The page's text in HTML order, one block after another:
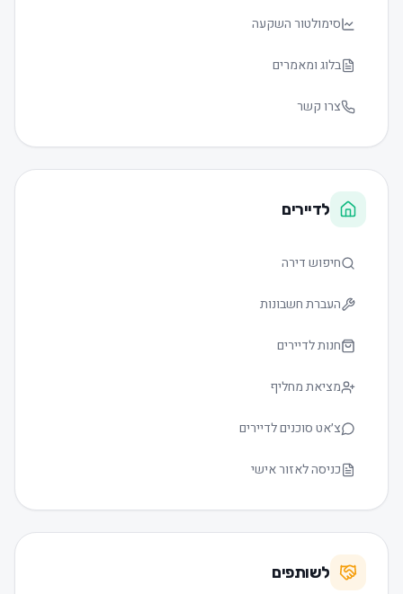
סימולטור השקעה
בלוג ומאמרים
צרו קשר
לדיירים
חיפוש דירה
העברת חשבונות
חנות לדיירים
מציאת מחליף
צ׳אט סוכנים לדיירים
כניסה לאזור אישי
לשותפים